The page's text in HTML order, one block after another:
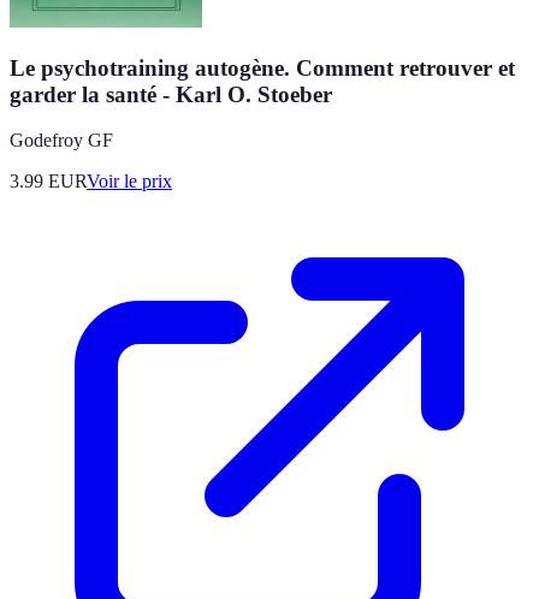
Le psychotraining autogène. Comment retrouver et
garder la santé - Karl O. Stoeber
Godefroy GF
3.99 EURVoir le prix